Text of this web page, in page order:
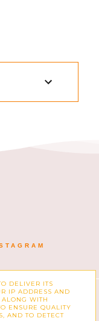
O MODZIE,
DELIVER ITS
IP ADDRESS AND
WITH
ENSURE QUALITY
AND TO DETECT